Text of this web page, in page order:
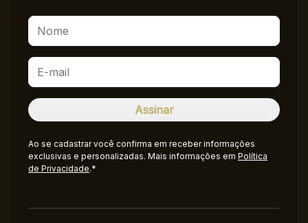
Ao se cadastrar você confirma em receber informações
exclusivas e personalizadas. Mais informações em Política
de Privacidade.*